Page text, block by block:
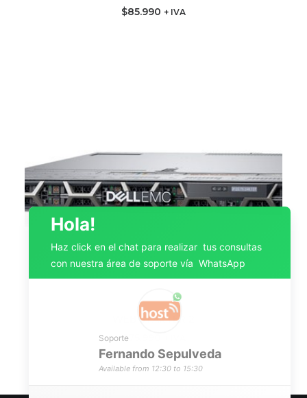
$85.990 + IVA
WEB STARTER 2
$75.990
Hola!
Haz click en el chat para realizar tus consultas
con nuestra área de soporte vía WhatsApp
Soporte
Fernando Sepulveda
Available from 12:30 to 15:30